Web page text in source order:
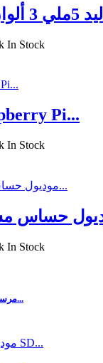
In Stock
Pi...
In Stock
In Stock
مرسل ضوئي ليزري أحمر 6...